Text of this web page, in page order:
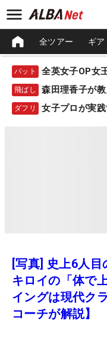
全ツアー ギア
パット 全英女子OP女
飛ばし 森田理香子が
ダフリ 女子プロが実
[写真] 史上6人
キロイの「体で
イングは現代ク
コーチが解説】